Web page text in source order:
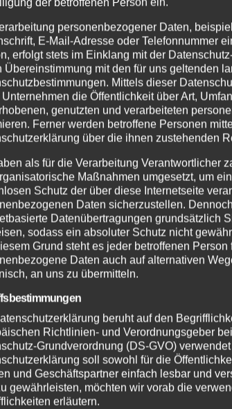
personenbezogener Daten,
E-Mail-Adresse oder Telefonnummer
erfolgt stets im Einklang mit der
Übereinstimmung mit den für uns geltenden
Mittels dieser
Unternehmen die Öffentlichkeit über Art,
genutzten und verarbeiteten
Ferner werden betroffene Personen
über die ihnen zustehenden
als für die Verarbeitung Verantwortlicher
Maßnahmen umgesetzt, um
Schutz der über diese Internetseite
Daten sicherzustellen.
Datenübertragungen grundsätzlich
sodass ein absoluter Schutz nicht
Grund steht es jeder betroffenen Person
Daten auch auf alternativen
an uns zu übermitteln.
beruht auf den
Richtlinien- und Verordnungsgeber
Grundverordnung (DS-GVO)
soll sowohl für die
und Geschäftspartner einfach lesbar und
gewährleisten, möchten wir vorab die
erläutern.